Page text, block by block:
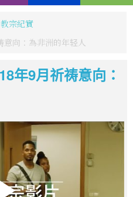
教宗紀實
意向：為非洲的年轻人
年9月祈祷意向：